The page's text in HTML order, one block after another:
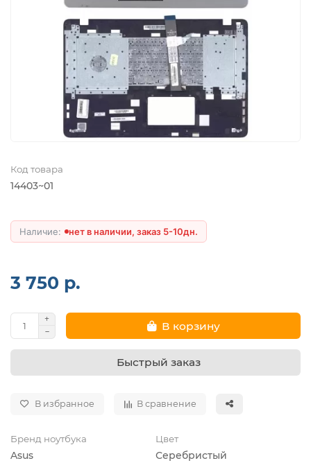
Код товара
14403~01
нет в наличии, заказ 5-10дн.
3 750 р.
В корзину
Быстрый заказ
В избранное В сравнение
Бренд ноутбука
Asus
Цвет
Серебристый